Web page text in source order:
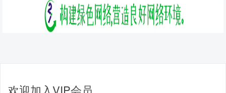
欢迎加入VIP会员